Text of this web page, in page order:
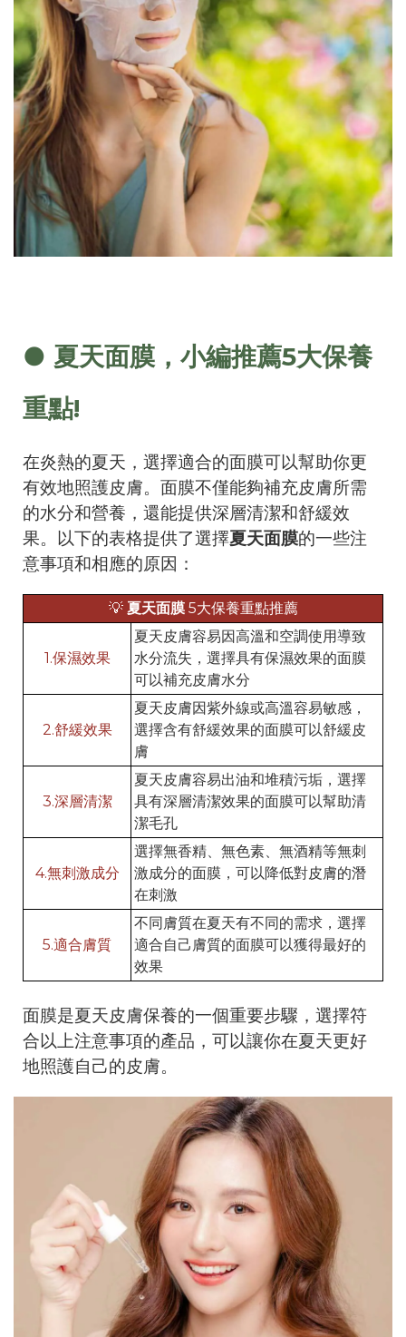
● 夏天面膜，小編推薦5大保養
重點!
在炎熱的夏天，選擇適合的面膜可以幫助你更
有效地照護皮膚。面膜不僅能夠補充皮膚所需
的水分和營養，還能提供深層清潔和舒緩效
果。以下的表格提供了選擇夏天面膜的一些注
意事項和相應的原因：
💡 夏天面膜5大保養重點推薦
1.保濕效果
夏天皮膚容易因高溫和空調使用導致
水分流失，選擇具有保濕效果的面膜
可以補充皮膚水分
2.舒緩效果
夏天皮膚因紫外線或高溫容易敏感，
選擇含有舒緩效果的面膜可以舒緩皮
膚
3.深層清潔
夏天皮膚容易出油和堆積污垢，選擇
具有深層清潔效果的面膜可以幫助清
潔毛孔
4.無刺激成分
選擇無香精、無色素、無酒精等無刺
激成分的面膜，可以降低對皮膚的潛
在刺激
5.適合膚質
不同膚質在夏天有不同的需求，選擇
適合自己膚質的面膜可以獲得最好的
效果
面膜是夏天皮膚保養的一個重要步驟，選擇符
合以上注意事項的產品，可以讓你在夏天更好
地照護自己的皮膚。